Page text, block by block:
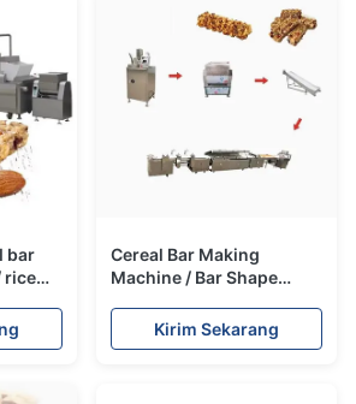
bar
rice
Cereal Bar Making
Machine / Bar Shape
Machine Mesin
pemotong permen
Kirim Sekarang